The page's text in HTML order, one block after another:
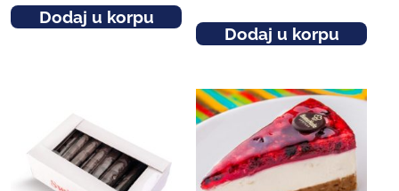
Dodaj u korpu
Dodaj u korpu